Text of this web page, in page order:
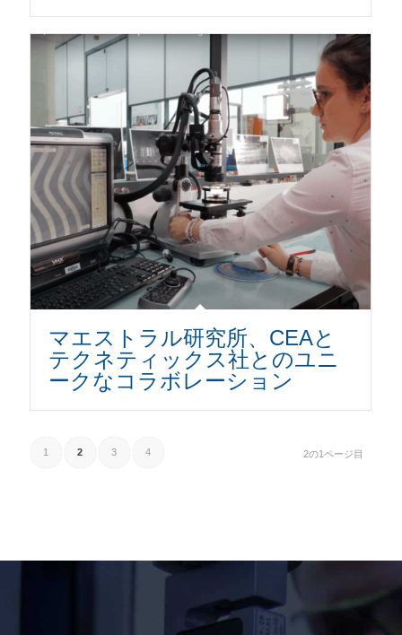
マエストラル研究所、CEAと
テクネティックス社とのユニ
ークなコラボレーション
2の1ページ目
1 2 3 4